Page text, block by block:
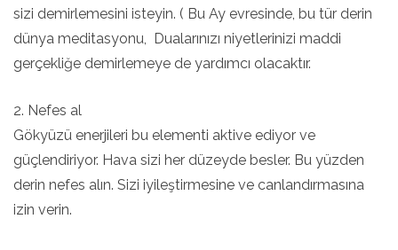
sizi demirlemesini isteyin. ( Bu Ay evresinde, bu tür derin
dünya meditasyonu, Dualarınızı niyetlerinizi maddi
gerçekliğe demirlemeye de yardımcı olacaktır.
2. Nefes al
Gökyüzü enerjileri bu elementi aktive ediyor ve
güçlendiriyor. Hava sizi her düzeyde besler. Bu yüzden
derin nefes alın. Sizi iyileştirmesine ve canlandırmasına
izin verin.